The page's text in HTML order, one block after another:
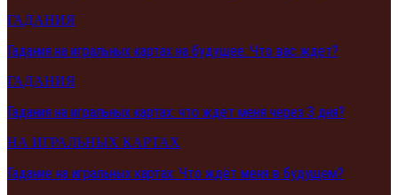
ГАДАНИЯ
Гадания на игральных картах на будущее: Что вас ждет?
ГАДАНИЯ
Гадания на игральных картах: что ждет меня через 3 дня?
НА ИГРАЛЬНЫХ КАРТАХ
Гадание на игральных картах: Что ждёт меня в будущем?